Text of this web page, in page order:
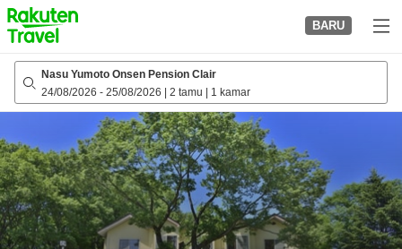
to
top
page
BARU
Nasu Yumoto Onsen Pension Clair
24/08/2026 - 25/08/2026 2 tamu 1 kamar